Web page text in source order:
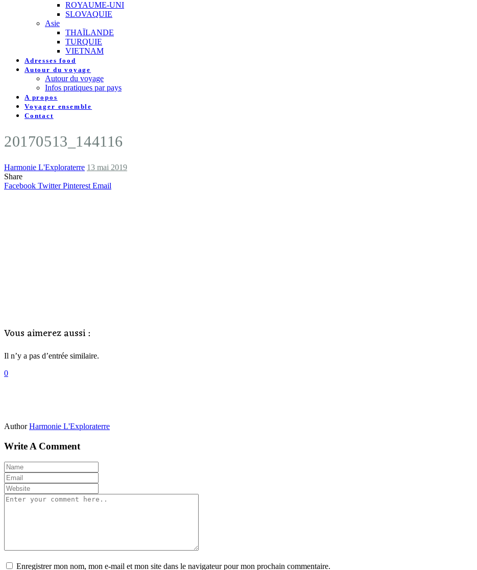
ROYAUME-UNI
SLOVAQUIE
Asie
THAÏLANDE
TURQUIE
VIETNAM
Adresses food
Autour du voyage
Autour du voyage
Infos pratiques par pays
A propos
Voyager ensemble
Contact
20170513_144116
Harmonie L'Exploraterre 13 mai 2019
Share
Facebook Twitter Pinterest Email
Vous aimerez aussi :
Il n’y a pas d’entrée similaire.
0
Author Harmonie L'Exploraterre
Write A Comment
Enregistrer mon nom, mon e-mail et mon site dans le navigateur pour mon prochain commentaire.